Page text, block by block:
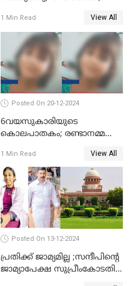
ശല്യം ചെയ്തയാളെ 26 തവണ
മുഖത്തടിച്ച് അധ്യാപിക
1 Min Read View All
Posted On 20-12-2024
6വയസുകാരിയുടെ
കൊലപാതകം; രണ്ടാനമ്മയെ
1 Min Read View All
Posted On 13-12-2024
പ്രതിക്ക് ജാമ്യമില്ല ;സന്ദീപിന്റെ
ജാമ്യാപേക്ഷ സുപ്രീംകോടതി